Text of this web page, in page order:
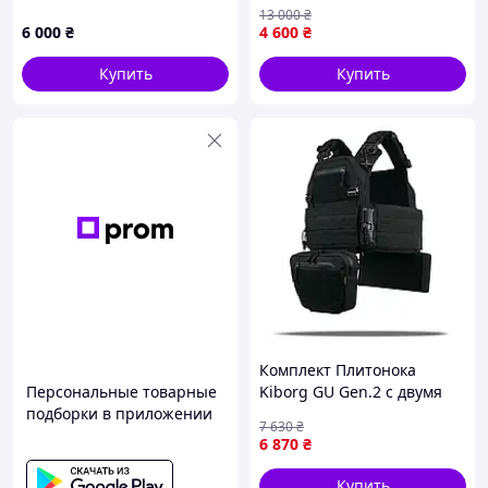
6 000 ₴
Купить
мм Multihit
4 600 ₴
13 000₴
Купить
Персональные товарные
подборки в приложении
Комплект Плитонока
Kiborg GU Gen.2 с двумя
класса
6 870 ₴
7 630₴